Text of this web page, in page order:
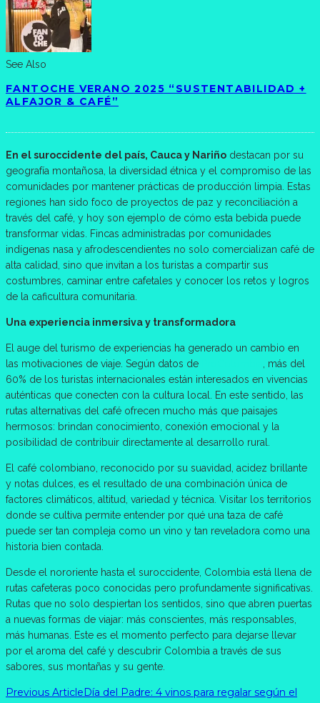
See Also
FANTOCHE VERANO 2025 “SUSTENTABILIDAD +
ALFAJOR & CAFÉ”
En el suroccidente del país, Cauca y Nariño destacan por su
geografía montañosa, la diversidad étnica y el compromiso de las
comunidades por mantener prácticas de producción limpia. Estas
regiones han sido foco de proyectos de paz y reconciliación a
través del café, y hoy son ejemplo de cómo esta bebida puede
transformar vidas. Fincas administradas por comunidades
indígenas nasa y afrodescendientes no solo comercializan café de
alta calidad, sino que invitan a los turistas a compartir sus
costumbres, caminar entre cafetales y conocer los retos y logros
de la caficultura comunitaria.
Una experiencia inmersiva y transformadora
El auge del turismo de experiencias ha generado un cambio en
las motivaciones de viaje. Según datos de
, más del
60% de los turistas internacionales están interesados en vivencias
auténticas que conecten con la cultura local. En este sentido, las
rutas alternativas del café ofrecen mucho más que paisajes
hermosos: brindan conocimiento, conexión emocional y la
posibilidad de contribuir directamente al desarrollo rural.
El café colombiano, reconocido por su suavidad, acidez brillante
y notas dulces, es el resultado de una combinación única de
factores climáticos, altitud, variedad y técnica. Visitar los territorios
donde se cultiva permite entender por qué una taza de café
puede ser tan compleja como un vino y tan reveladora como una
historia bien contada.
Desde el nororiente hasta el suroccidente, Colombia está llena de
rutas cafeteras poco conocidas pero profundamente significativas.
Rutas que no solo despiertan los sentidos, sino que abren puertas
a nuevas formas de viajar: más conscientes, más responsables,
más humanas. Este es el momento perfecto para dejarse llevar
por el aroma del café y descubrir Colombia a través de sus
sabores, sus montañas y su gente.
Previous ArticleDía del Padre: 4 vinos para regalar según el